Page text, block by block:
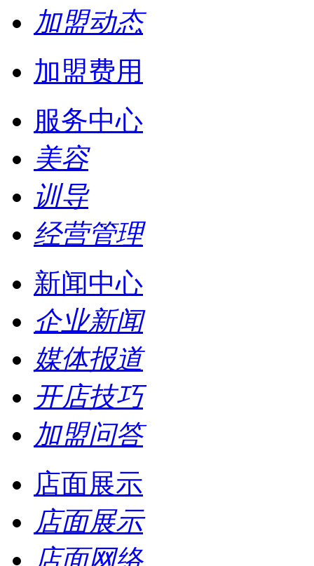
加盟动态
加盟费用
服务中心
美容
训导
经营管理
新闻中心
企业新闻
媒体报道
开店技巧
加盟问答
店面展示
店面展示
店面网络